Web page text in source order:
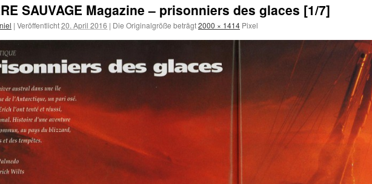
SAUVAGE Magazine – prisonniers des glaces [1/7]
| Veröffentlicht20. April 2016 | Die Originalgröße beträgt2000 × 1414 Pixel